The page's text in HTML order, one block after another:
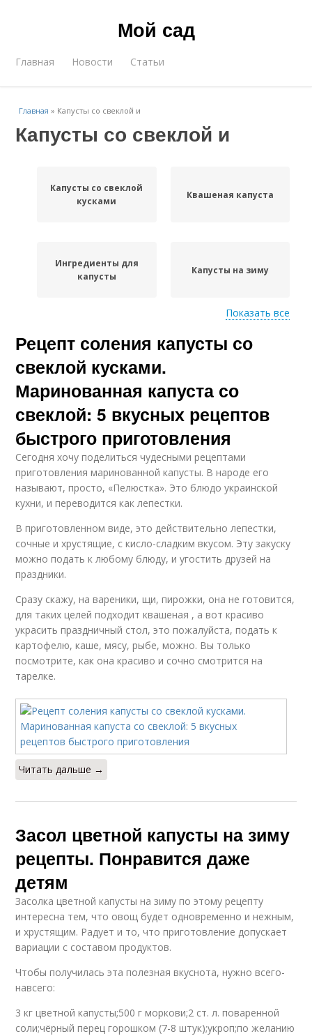
Мой сад
Главная Новости Статьи
Главная » Капусты со свеклой и
Капусты со свеклой и
Капусты со свеклой
кусками
Квашеная капуста
Ингредиенты для
капусты
Капусты на зиму
Цветная капуста Капуста с морковкой
Капуста на зиму
Краснокочанная
капуста
Капуста со свёклой Вкусная капуста
Быстрая капуста
Розовая капуста Капуста со свеклой и
Капуста со свеклой
кусками
Капуста с чесноком
Показать все
Рецепт соления капусты со
свеклой кусками.
Маринованная капуста со
свеклой: 5 вкусных рецептов
быстрого приготовления
Сегодня хочу поделиться чудесными рецептами
приготовления маринованной капусты. В народе его
называют, просто, «Пелюстка». Это блюдо украинской
кухни, и переводится как лепестки.
В приготовленном виде, это действительно лепестки,
сочные и хрустящие, с кисло-сладким вкусом. Эту закуску
можно подать к любому блюду, и угостить друзей на
праздники.
Сразу скажу, на вареники, щи, пирожки, она не готовится,
для таких целей подходит квашеная , а вот красиво
украсить праздничный стол, это пожалуйста, подать к
картофелю, каше, мясу, рыбе, можно. Вы только
посмотрите, как она красиво и сочно смотрится на
тарелке.
Читать дальше →
Засол цветной капусты на зиму
рецепты. Понравится даже
детям
Засолка цветной капусты на зиму по этому рецепту
интересна тем, что овощ будет одновременно и нежным,
и хрустящим. Радует и то, что приготовление допускает
вариации с составом продуктов.
Чтобы получилась эта полезная вкуснота, нужно всего-
навсего:
3 кг цветной капусты;500 г моркови;2 ст. л. поваренной
соли;чёрный перец горошком (7-8 штук);укроп;по желанию